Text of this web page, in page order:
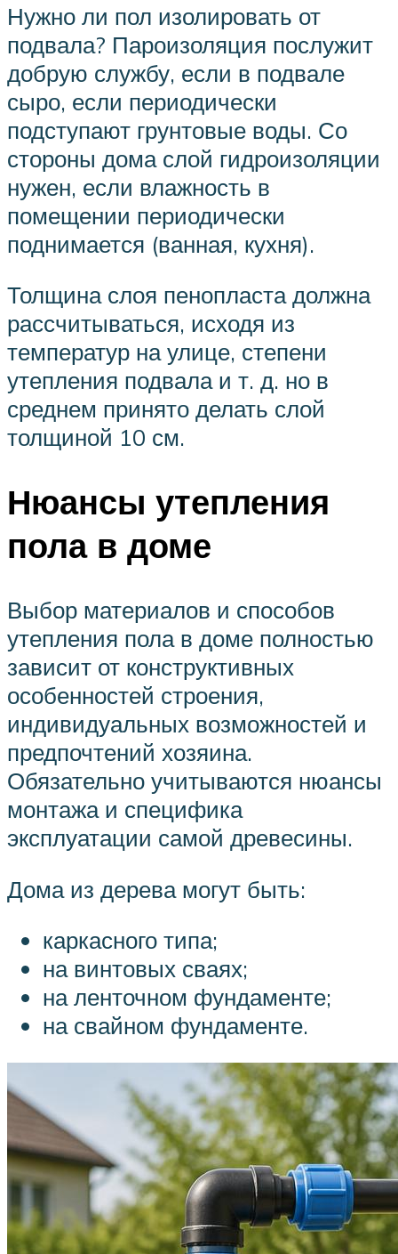
Нужно ли пол изолировать от
подвала? Пароизоляция послужит
добрую службу, если в подвале
сыро, если периодически
подступают грунтовые воды. Со
стороны дома слой гидроизоляции
нужен, если влажность в
помещении периодически
поднимается (ванная, кухня).
Толщина слоя пенопласта должна
рассчитываться, исходя из
температур на улице, степени
утепления подвала и т. д. но в
среднем принято делать слой
толщиной 10 см.
Нюансы утепления
пола в доме
Выбор материалов и способов
утепления пола в доме полностью
зависит от конструктивных
особенностей строения,
индивидуальных возможностей и
предпочтений хозяина.
Обязательно учитываются нюансы
монтажа и специфика
эксплуатации самой древесины.
Дома из дерева могут быть:
каркасного типа;
на винтовых сваях;
на ленточном фундаменте;
на свайном фундаменте.